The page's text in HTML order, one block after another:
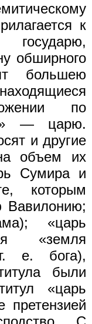
к
обширного
большею
по
— царю.
и другие
объем их
Сумира и
которым
Вавилонию;
«царь
«земля
е. бога),
были
«царь
претензией